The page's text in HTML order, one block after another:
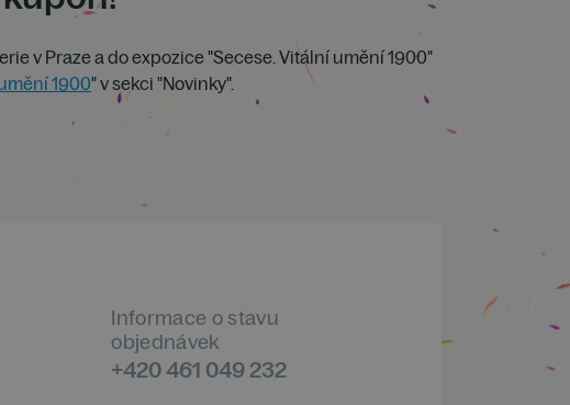
v Praze a do expozice "Secese. Vitální umění 1900"
1900" v sekci "Novinky".
Informace o stavu
objednávek
+420 461 049 232